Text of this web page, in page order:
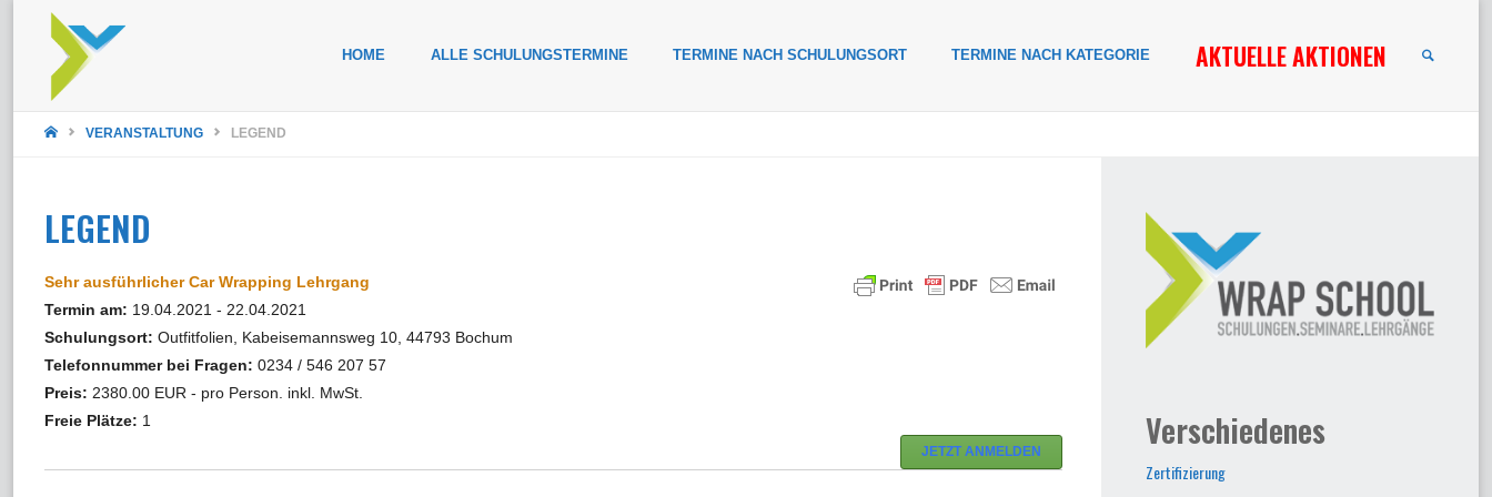
HOME ALLE SCHULUNGSTERMINE TERMINE NACH SCHULUNGSORT TERMINE NACH KATEGORIE AKTUELLE AKTIONEN
STARTSEITE
VERANSTALTUNG LEGEND
LEGEND
Sehr ausführlicher Car Wrapping Lehrgang
Termin am: 19.04.2021 - 22.04.2021
Schulungsort: Outfitfolien, Kabeisemannsweg 10, 44793 Bochum
Telefonnummer bei Fragen: 0234 / 546 207 57
Preis: 2380.00 EUR - pro Person. inkl. MwSt.
Freie Plätze: 1
JETZT ANMELDEN Verschiedenes
Zertifizierung